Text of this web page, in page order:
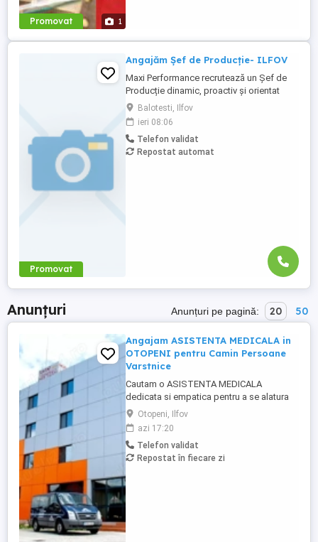
Promovat 1
Promovat
Angajăm Șef de Producție- ILFOV
Maxi Performance recrutează un Șef de
Producție dinamic, proactiv și orientat
către rezultate pentru o companie
parteneră activă în domeniul producției.
Dacă ai experiență în coordonarea
echipelor și vrei să îți pui amprenta pe
eficientizarea proceselor într-un mediu
Balotesti, Ilfov
ieri 08:06
Telefon validat
Repostat automat
Anunțuri Anunțuri pe pagină: 20 50
Angajam ASISTENTA MEDICALA in
OTOPENI pentru Camin Persoane
Varstnice
Cautam o ASISTENTA MEDICALA
dedicata si empatica pentru a se alatura
echipei noastre din OTOPENI, intr-un
Camin de Persoane Varstnice. Candidatul
ideal va fi responsabil a pentru acordarea
ingrijirilor medicale de baza rezidentilor,
monitorizarea starii de sanatate,
Otopeni, Ilfov
azi 17:20
Telefon validat
Repostat în fiecare zi